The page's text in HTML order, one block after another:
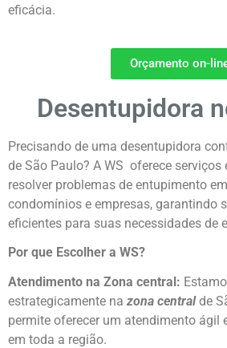
eficácia.
Orçamento on-
Desentupidora
Precisando de uma desentupidora
de São Paulo? A WS oferece
resolver problemas de entupimento
condomínios e empresas, garantindo
eficientes para suas necessidades de
Por que Escolher a WS?
Atendimento na Zona central:
estrategicamente na zona centralde
permite oferecer um atendimento ágil
em toda a região.